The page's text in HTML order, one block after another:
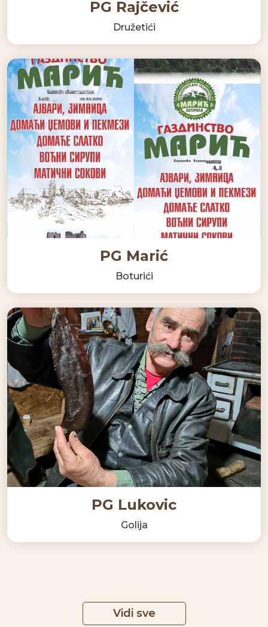
PG Rajčević
Družetići
PG Marić
Boturići
PG Lukovic
Golija
Vidi sve